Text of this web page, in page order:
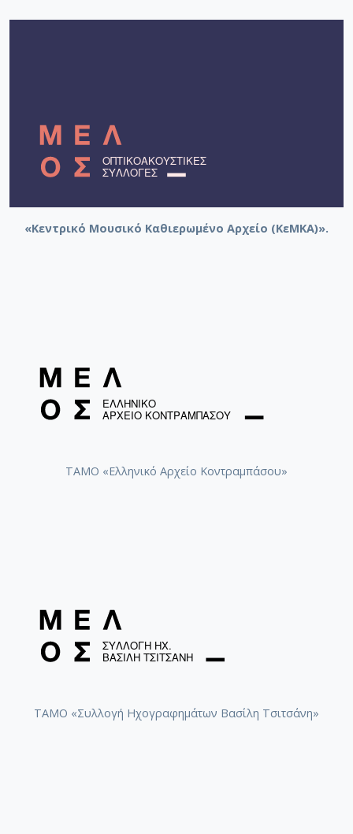
«Κεντρικό Μουσικό Καθιερωμένο Αρχείο (ΚεΜΚΑ)».
ΤΑΜΟ «Ελληνικό Αρχείο Κοντραμπάσου»
ΤΑΜΟ «Συλλογή Ηχογραφημάτων Βασίλη Τσιτσάνη»